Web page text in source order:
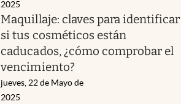
2025
Maquillaje: claves para identificar
si tus cosméticos están
caducados, ¿cómo comprobar el
vencimiento?
jueves, 22 de Mayo de
2025